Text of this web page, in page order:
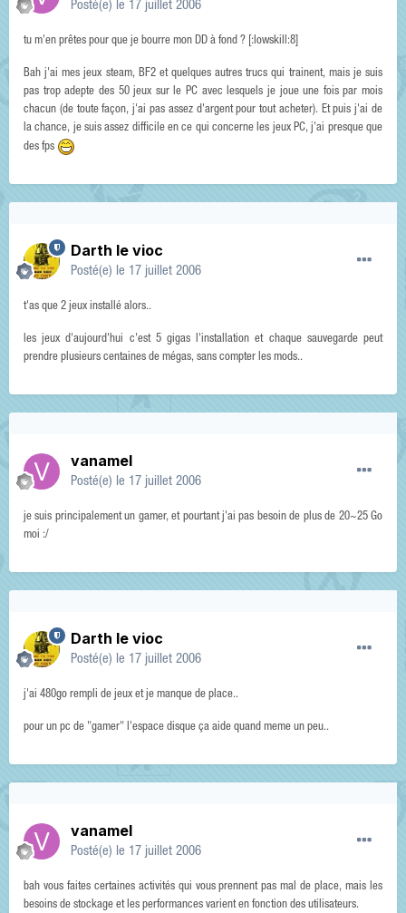
Posté(e) le 17 juillet 2006
tu m'en prêtes pour que je bourre mon DD à fond ? [:lowskill:8]
Bah j'ai mes jeux steam, BF2 et quelques autres trucs qui trainent, mais je suis
pas trop adepte des 50 jeux sur le PC avec lesquels je joue une fois par mois
chacun (de toute façon, j'ai pas assez d'argent pour tout acheter). Et puis j'ai de
la chance, je suis assez difficile en ce qui concerne les jeux PC, j'ai presque que
des fps
Darth le vioc
Posté(e) le 17 juillet 2006
t'as que 2 jeux installé alors..
les jeux d'aujourd'hui c'est 5 gigas l'installation et chaque sauvegarde peut
prendre plusieurs centaines de mégas, sans compter les mods..
vanamel
Posté(e) le 17 juillet 2006
je suis principalement un gamer, et pourtant j'ai pas besoin de plus de 20~25 Go
moi :/
Darth le vioc
Posté(e) le 17 juillet 2006
j'ai 480go rempli de jeux et je manque de place..
pour un pc de "gamer" l'espace disque ça aide quand meme un peu..
vanamel
Posté(e) le 17 juillet 2006
bah vous faites certaines activités qui vous prennent pas mal de place, mais les
besoins de stockage et les performances varient en fonction des utilisateurs.